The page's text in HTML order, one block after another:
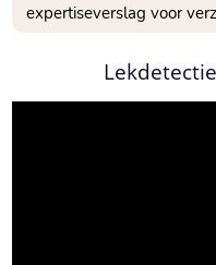
expertiseverslag voor